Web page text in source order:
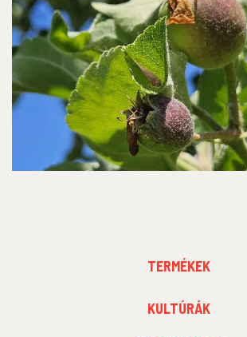
TERMÉKEK
KULTÚRÁK